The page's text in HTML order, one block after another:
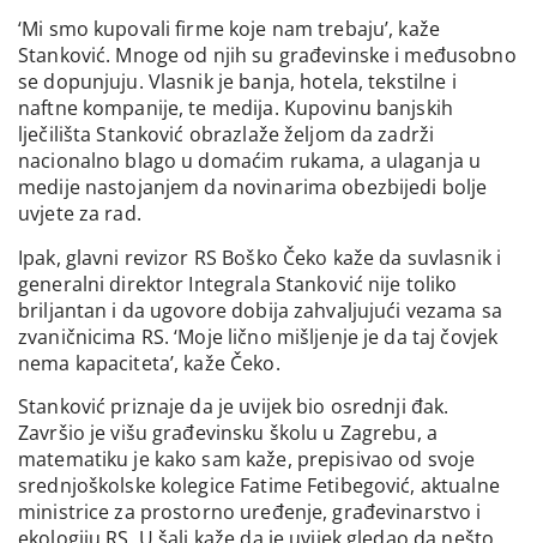
‘Mi smo kupovali firme koje nam trebaju’, kaže
Stanković. Mnoge od njih su građevinske i međusobno
se dopunjuju. Vlasnik je banja, hotela, tekstilne i
naftne kompanije, te medija. Kupovinu banjskih
lječilišta Stanković obrazlaže željom da zadrži
nacionalno blago u domaćim rukama, a ulaganja u
medije nastojanjem da novinarima obezbijedi bolje
uvjete za rad.
Ipak, glavni revizor RS Boško Čeko kaže da suvlasnik i
generalni direktor Integrala Stanković nije toliko
briljantan i da ugovore dobija zahvaljujući vezama sa
zvaničnicima RS. ‘Moje lično mišljenje je da taj čovjek
nema kapaciteta’, kaže Čeko.
Stanković priznaje da je uvijek bio osrednji đak.
Završio je višu građevinsku školu u Zagrebu, a
matematiku je kako sam kaže, prepisivao od svoje
srednjoškolske kolegice Fatime Fetibegović, aktualne
ministrice za prostorno uređenje, građevinarstvo i